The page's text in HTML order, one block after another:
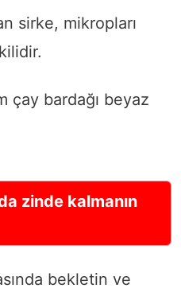
sirke, mikropları
çay bardağı beyaz
zinde kalmanın
bekletin ve